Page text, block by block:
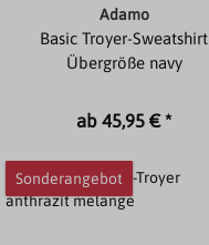
Adamo
Basic Troyer-Sweatshirt
Übergröße navy
ab 45,95 € *
Sonderangebot